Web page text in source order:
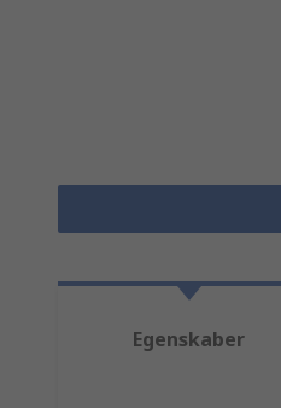
Egenskaber